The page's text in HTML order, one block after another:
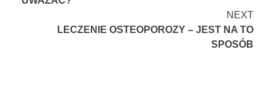
NEXT
LECZENIE OSTEOPOROZY – JEST NA TO
SPOSÓB